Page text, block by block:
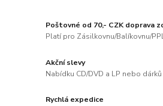
Poštovné od 70,- CZK doprava
Platí pro Zásilkovnu/Balíkovnu/
Akční slevy
Nabídku CD/DVD a LP nebo
Rychlá expedice